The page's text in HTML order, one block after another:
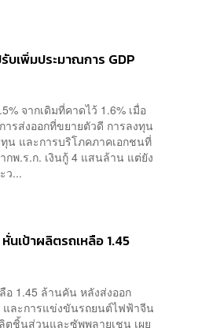
บเพิ่มประมาณการ GDP
จากเดิมที่คาดไว้ 1.6% เมื่อ
รส่งออกที่ขยายตัวดี การลงทุน
ทุน และการบริโภคภาคเอกชนที่
กพ.ร.ก. เงินกู้ 4 แสนล้าน แต่ยัง
ว...
เป้าผลิตรถเหลือ 1.45
อ 1.45 ล้านคัน หลังส่งออก
และการแข่งขันรถยนต์ไฟฟ้าจีน
ตชิ้นส่วนและซัพพลายเชน เผย